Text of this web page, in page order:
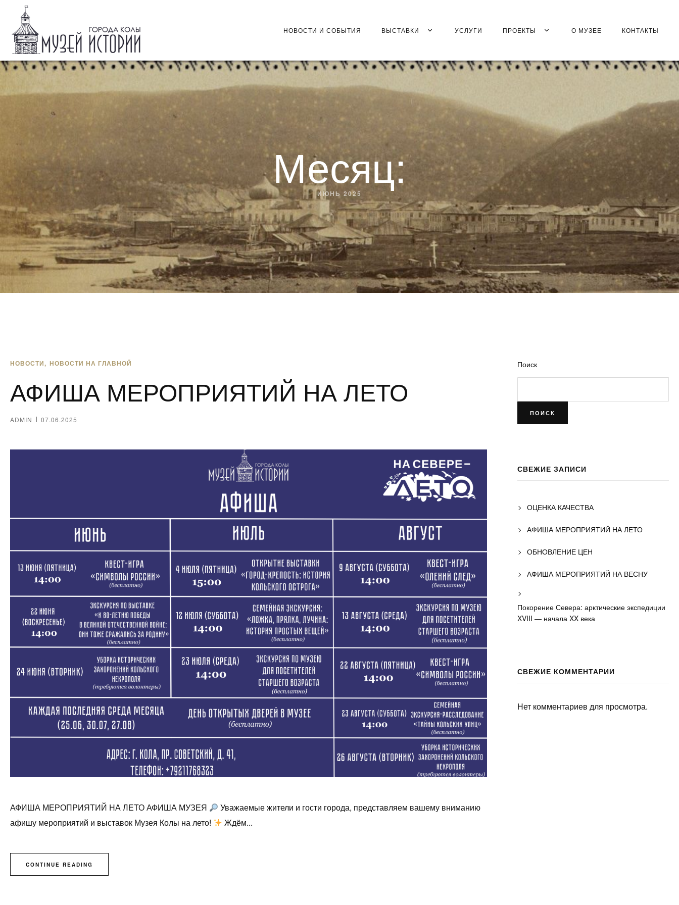
НОВОСТИ И СОБЫТИЯ ВЫСТАВКИ УСЛУГИ ПРОЕКТЫ О МУЗЕЕ КОНТАКТЫ
Месяц:
ИЮНЬ 2025
НОВОСТИ НОВОСТИ НА ГЛАВНОЙ
АФИША МЕРОПРИЯТИЙ НА ЛЕТО
ADMIN 07.06.2025
АФИША МЕРОПРИЯТИЙ НА ЛЕТО АФИША МУЗЕЯ
Уважаемые жители и гости города, представляем вашему вниманию
афишу мероприятий и выставок Музея Колы на лето!
Ждём...
CONTINUE READING
Поиск
ПОИСК
СВЕЖИЕ ЗАПИСИ
ОЦЕНКА КАЧЕСТВА
АФИША МЕРОПРИЯТИЙ НА ЛЕТО
ОБНОВЛЕНИЕ ЦЕН
АФИША МЕРОПРИЯТИЙ НА ВЕСНУ
Покорение Севера: арктические экспедиции
XVIII — начала XX века
СВЕЖИЕ КОММЕНТАРИИ
Нет комментариев для просмотра.